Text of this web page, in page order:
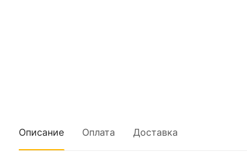
Описание Оплата Доставка